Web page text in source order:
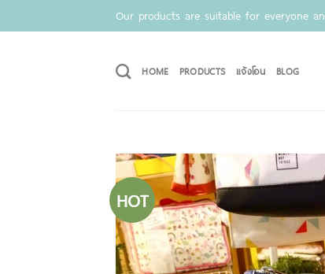
to
Our products are suitable for everyone
HOME PRODUCTS แจ้งโอน BLOG
HOT